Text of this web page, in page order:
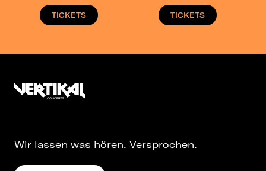
TICKETS TICKETS
Wir lassen was hören. Versprochen.